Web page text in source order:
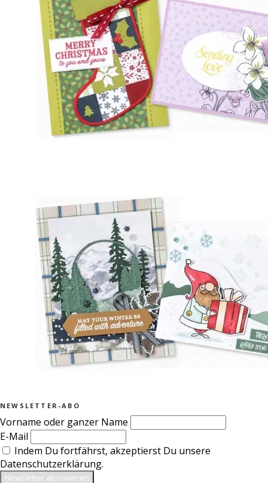
NEWSLETTER-ABO
Vorname oder ganzer Name
E-Mail
Indem Du fortfährst, akzeptierst Du unsere
Datenschutzerklärung.